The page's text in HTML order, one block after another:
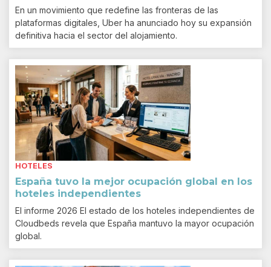
En un movimiento que redefine las fronteras de las
plataformas digitales, Uber ha anunciado hoy su expansión
definitiva hacia el sector del alojamiento.
HOTELES
España tuvo la mejor ocupación global en los
hoteles independientes
El informe 2026 El estado de los hoteles independientes de
Cloudbeds revela que España mantuvo la mayor ocupación
global.